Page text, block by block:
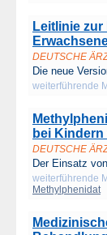
Leitlinie
DEUTSCHE
Die neue
weiterführende
bei
DEUTSCHE
Der Einsatz
weiterführende
Methylphenidat